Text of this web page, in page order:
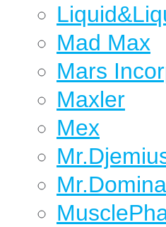
Mad Max
Mars
Maxler
Mex